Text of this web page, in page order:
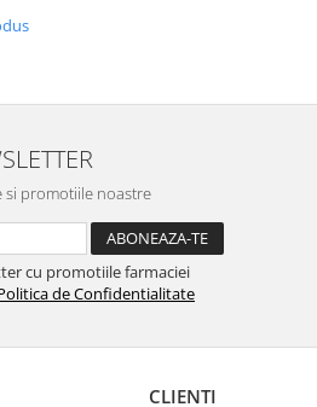
si promotiile noastre
cu promotiile farmaciei
de Confidentialitate
CLIENTI